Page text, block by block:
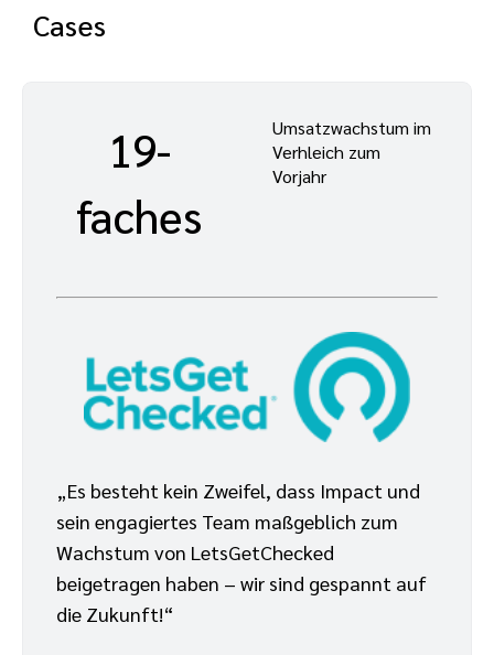
Cases
19-
faches
Umsatzwachstum im
Verhleich zum
Vorjahr
„Es besteht kein Zweifel, dass Impact und
sein engagiertes Team maßgeblich zum
Wachstum von LetsGetChecked
beigetragen haben – wir sind gespannt auf
die Zukunft!“